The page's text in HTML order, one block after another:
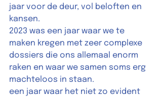
jaar voor de deur, vol beloften en
kansen.
2023 was een jaar waar we te
maken kregen met zeer complexe
dossiers die ons allemaal enorm
raken en waar we samen soms erg
machteloos in staan.
een jaar waar het niet zo evident